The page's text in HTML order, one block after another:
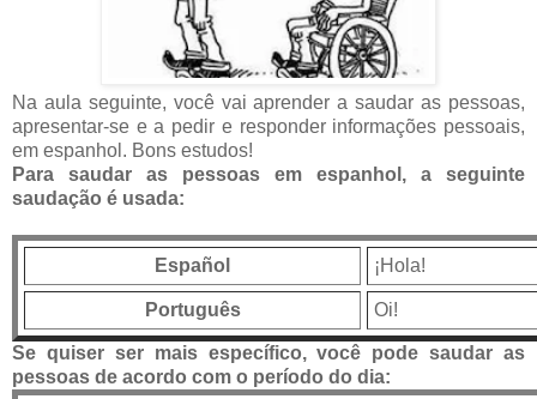
Na aula seguinte, você vai aprender a saudar as pessoas,
apresentar-se e a pedir e responder informações pessoais,
em espanhol. Bons estudos!
Para saudar as pessoas em espanhol, a seguinte
saudação é usada:
Español ¡Hola!
Português Oi!
Se quiser ser mais específico, você pode saudar as
pessoas de acordo com o período do dia: